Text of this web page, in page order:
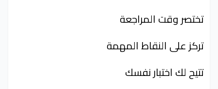
تختصر وقت المراجعة
تركز على النقاط المهمة
تتيح لك اختبار نفسك